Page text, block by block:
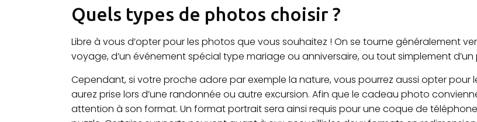
Quels types de photos choisir ?
Libre à vous d’opter pour les photos que vous souhaitez ! On se tourne généralement
voyage, d’un événement spécial type mariage ou anniversaire, ou tout simplement
Cependant, si votre proche adore par exemple la nature, vous pourrez aussi opter
aurez prise lors d’une randonnée ou autre excursion. Afin que le cadeau photo
attention à son format. Un format portrait sera ainsi requis pour une coque de